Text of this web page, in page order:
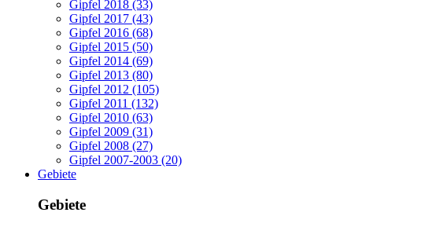
Gipfel 2018 (33)
Gipfel 2017 (43)
Gipfel 2016 (68)
Gipfel 2015 (50)
Gipfel 2014 (69)
Gipfel 2013 (80)
Gipfel 2012 (105)
Gipfel 2011 (132)
Gipfel 2010 (63)
Gipfel 2009 (31)
Gipfel 2008 (27)
Gipfel 2007-2003 (20)
Gebiete
Gebiete